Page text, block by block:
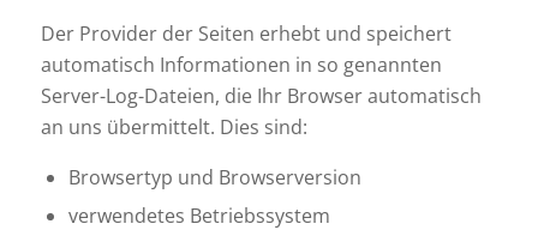
Der Provider der Seiten erhebt und speichert
automatisch Informationen in so genannten
Server-Log-Dateien, die Ihr Browser automatisch
an uns übermittelt. Dies sind:
Browsertyp und Browserversion
verwendetes Betriebssystem